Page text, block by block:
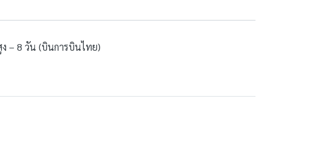
ง – 8 วัน (บินการบินไทย)